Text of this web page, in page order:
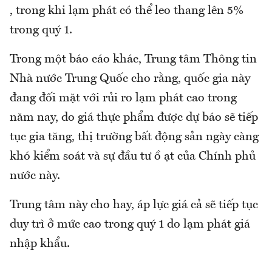
, trong khi lạm phát có thể leo thang lên 5%
trong quý 1.
Trong một báo cáo khác, Trung tâm Thông tin
Nhà nước Trung Quốc cho rằng, quốc gia này
đang đối mặt với rủi ro lạm phát cao trong
năm nay, do giá thực phẩm được dự báo sẽ tiếp
tục gia tăng, thị trường bất động sản ngày càng
khó kiểm soát và sự đầu tư ồ ạt của Chính phủ
nước này.
Trung tâm này cho hay, áp lực giá cả sẽ tiếp tục
duy trì ở mức cao trong quý 1 do lạm phát giá
nhập khẩu.